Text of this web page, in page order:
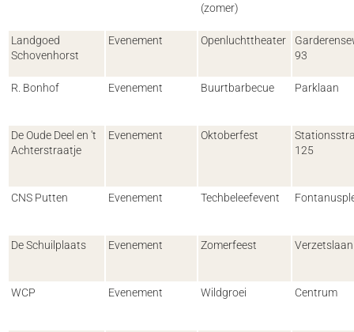
(zomer)
Landgoed
Schovenhorst
Evenement Openluchttheater
93
R. Bonhof Evenement Buurtbarbecue Parklaan
De Oude Deel en 't
Achterstraatje
Evenement Oktoberfest
125
CNS Putten Evenement Techbeleefevent
De Schuilplaats Evenement Zomerfeest
WCP Evenement Wildgroei Centrum